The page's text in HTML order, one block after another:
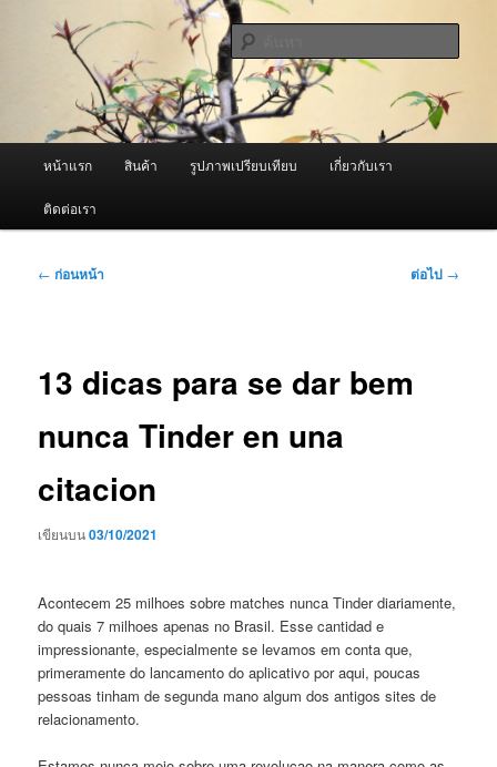
ผู้นำเข้าเครื่องพ่นหมอกควัน Best
Fogger / Fogger One และ อะไหล่
จำหน่ายเครื่องพ่นหมอกควัน คุณภาพดี บริการด้วยความจริงใจ
หน้าแรก สินค้า รูปภาพเปรียบเทียบ เกี่ยวกับเรา
ติดต่อเรา
เมนู
← ก่อนหน้า ต่อไป →
13 dicas para se dar bem
nunca Tinder en una
citacion
เขียนบน03/10/2021
Acontecem 25 milhoes sobre matches nunca Tinder diariamente,
do quais 7 milhoes apenas no Brasil. Esse cantidad e
impressionante, especialmente se levamos em conta que,
primeramente do lancamento do aplicativo por aqui, poucas
pessoas tinham de segunda mano algum dos antigos sites de
relacionamento.